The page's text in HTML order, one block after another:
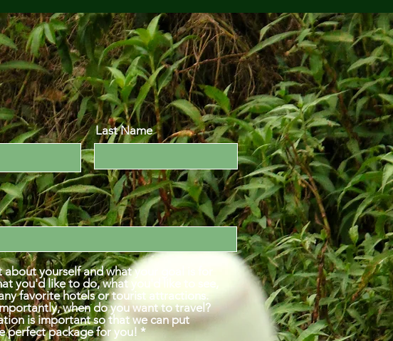
Last Name
about yourself and what your goal is for
you'd like to do, what you'd like to see,
favorite hotels or tourist attractions.
when do you want to travel?
is important so that we can put
perfect package for you!